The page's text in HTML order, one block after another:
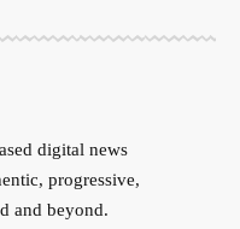
digital news
progressive,
and beyond.